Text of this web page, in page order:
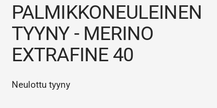
PALMIKKONEULEINEN
TYYNY - MERINO
EXTRAFINE 40
Neulottu tyyny